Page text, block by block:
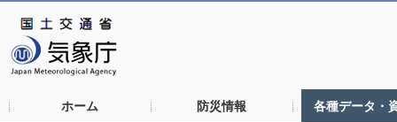
ホーム 防災情報 各種データ・